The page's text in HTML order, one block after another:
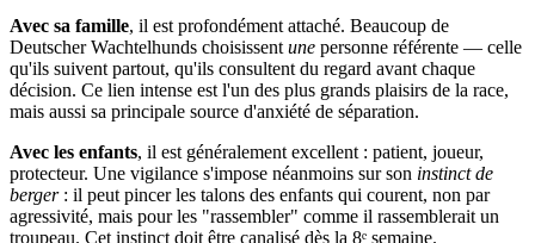
Avec sa famille, il est profondément attaché. Beaucoup de
Deutscher Wachtelhunds choisissent une personne référente — celle
qu'ils suivent partout, qu'ils consultent du regard avant chaque
décision. Ce lien intense est l'un des plus grands plaisirs de la race,
mais aussi sa principale source d'anxiété de séparation.
Avec les enfants, il est généralement excellent : patient, joueur,
protecteur. Une vigilance s'impose néanmoins sur son instinct de
berger: il peut pincer les talons des enfants qui courent, non par
agressivité, mais pour les "rassembler" comme il rassemblerait un
troupeau. Cet instinct doit être canalisé dès la 8ᵉ semaine.